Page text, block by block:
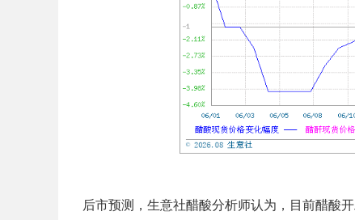
后市预测，生意社醋酸分析师认为，目前醋酸